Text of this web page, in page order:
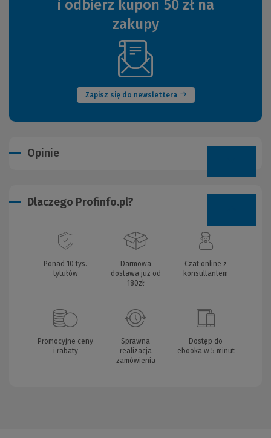
i odbierz kupon 50 zł na
zakupy
Zapisz się do newslettera
(Nowe
okno)
Opinie
Dlaczego Profinfo.pl?
Ponad 10 tys.
tytułów
Darmowa
dostawa już od
180zł
Czat online z
konsultantem
Promocyjne ceny
i rabaty
Sprawna
realizacja
zamówienia
Dostęp do
ebooka w 5 minut